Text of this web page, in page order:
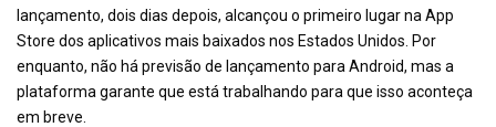
lançamento, dois dias depois, alcançou o primeiro lugar na App
Store dos aplicativos mais baixados nos Estados Unidos. Por
enquanto, não há previsão de lançamento para Android, mas a
plataforma garante que está trabalhando para que isso aconteça
em breve.